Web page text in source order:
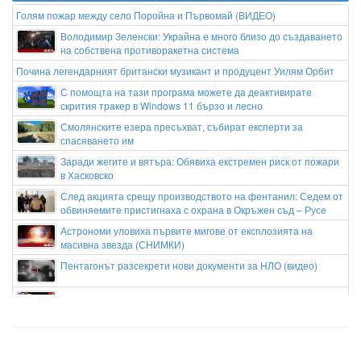
Голям пожар между село Поройна и Първомай (ВИДЕО)
Володимир Зеленски: Украйна е много близо до създаването
на собствена противоракетна система
Почина легендарният британски музикант и продуцент Уилям Орбит
С помощта на тази програма можете да деактивирате
скрития тракер в Windows 11 бързо и лесно
Смолянските езера пресъхват, събират експерти за
спасяването им
Заради жегите и вятъра: Обявиха екстремен риск от пожари
в Хасковско
След акцията срещу производството на фентанил: Седем от
обвиняемите пристигнаха с охрана в Окръжен съд – Русе
Астрономи уловиха първите мигове от експлозията на
масивна звезда (СНИМКИ)
Пентагонът разсекрети нови документи за НЛО (видео)